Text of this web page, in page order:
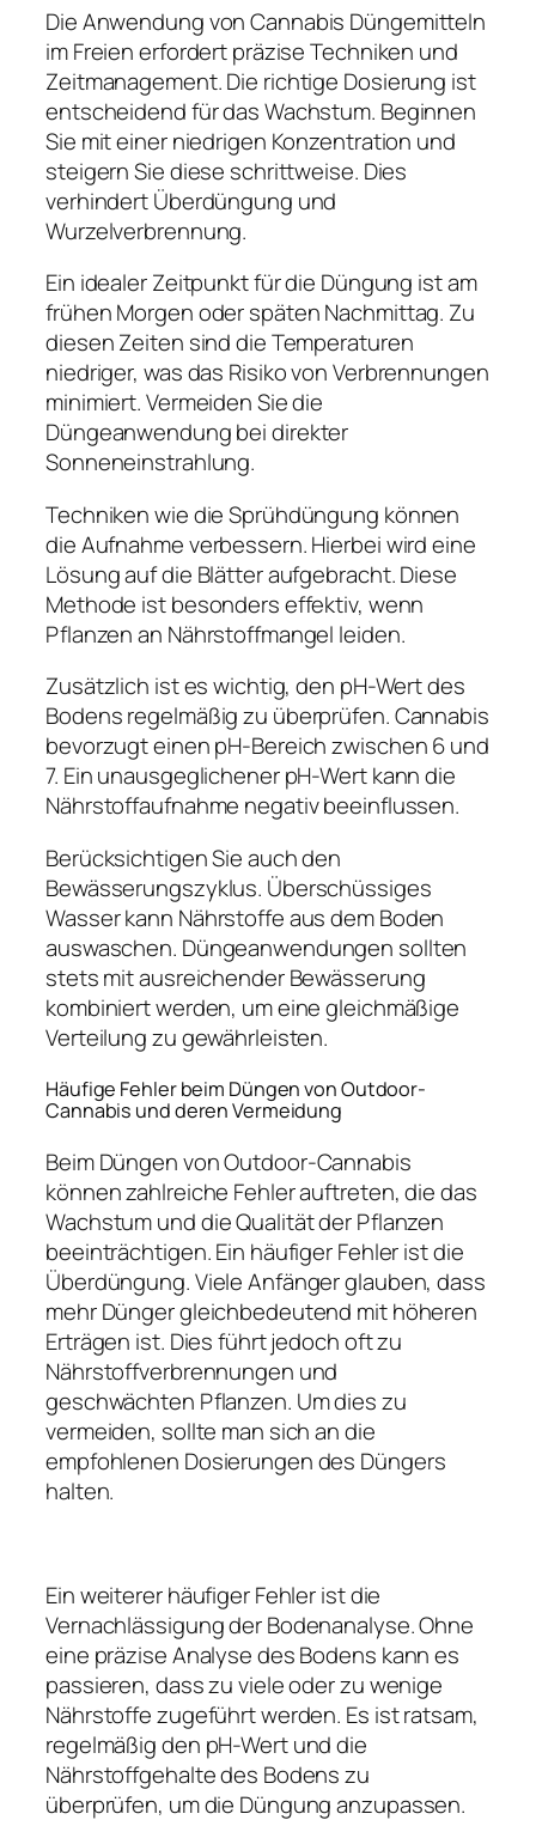
Die Anwendung von Cannabis Düngemitteln
im Freien erfordert präzise Techniken und
Zeitmanagement. Die richtige Dosierung ist
entscheidend für das Wachstum. Beginnen
Sie mit einer niedrigen Konzentration und
steigern Sie diese schrittweise. Dies
verhindert Überdüngung und
Wurzelverbrennung.
Ein idealer Zeitpunkt für die Düngung ist am
frühen Morgen oder späten Nachmittag. Zu
diesen Zeiten sind die Temperaturen
niedriger, was das Risiko von Verbrennungen
minimiert. Vermeiden Sie die
Düngeanwendung bei direkter
Sonneneinstrahlung.
Techniken wie die Sprühdüngung können
die Aufnahme verbessern. Hierbei wird eine
Lösung auf die Blätter aufgebracht. Diese
Methode ist besonders effektiv, wenn
Pflanzen an Nährstoffmangel leiden.
Zusätzlich ist es wichtig, den pH-Wert des
Bodens regelmäßig zu überprüfen. Cannabis
bevorzugt einen pH-Bereich zwischen 6 und
7. Ein unausgeglichener pH-Wert kann die
Nährstoffaufnahme negativ beeinflussen.
Berücksichtigen Sie auch den
Bewässerungszyklus. Überschüssiges
Wasser kann Nährstoffe aus dem Boden
auswaschen. Düngeanwendungen sollten
stets mit ausreichender Bewässerung
kombiniert werden, um eine gleichmäßige
Verteilung zu gewährleisten.
Häufige Fehler beim Düngen von Outdoor-
Cannabis und deren Vermeidung
Beim Düngen von Outdoor-Cannabis
können zahlreiche Fehler auftreten, die das
Wachstum und die Qualität der Pflanzen
beeinträchtigen. Ein häufiger Fehler ist die
Überdüngung. Viele Anfänger glauben, dass
mehr Dünger gleichbedeutend mit höheren
Erträgen ist. Dies führt jedoch oft zu
Nährstoffverbrennungen und
geschwächten Pflanzen. Um dies zu
vermeiden, sollte man sich an die
empfohlenen Dosierungen des Düngers
halten.
Ein weiterer häufiger Fehler ist die
Vernachlässigung der Bodenanalyse. Ohne
eine präzise Analyse des Bodens kann es
passieren, dass zu viele oder zu wenige
Nährstoffe zugeführt werden. Es ist ratsam,
regelmäßig den pH-Wert und die
Nährstoffgehalte des Bodens zu
überprüfen, um die Düngung anzupassen.